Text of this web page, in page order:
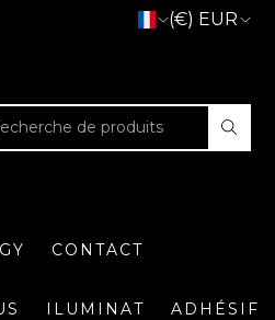
(€) EUR
CONTACT
ILUMINAT ADHÉSIF